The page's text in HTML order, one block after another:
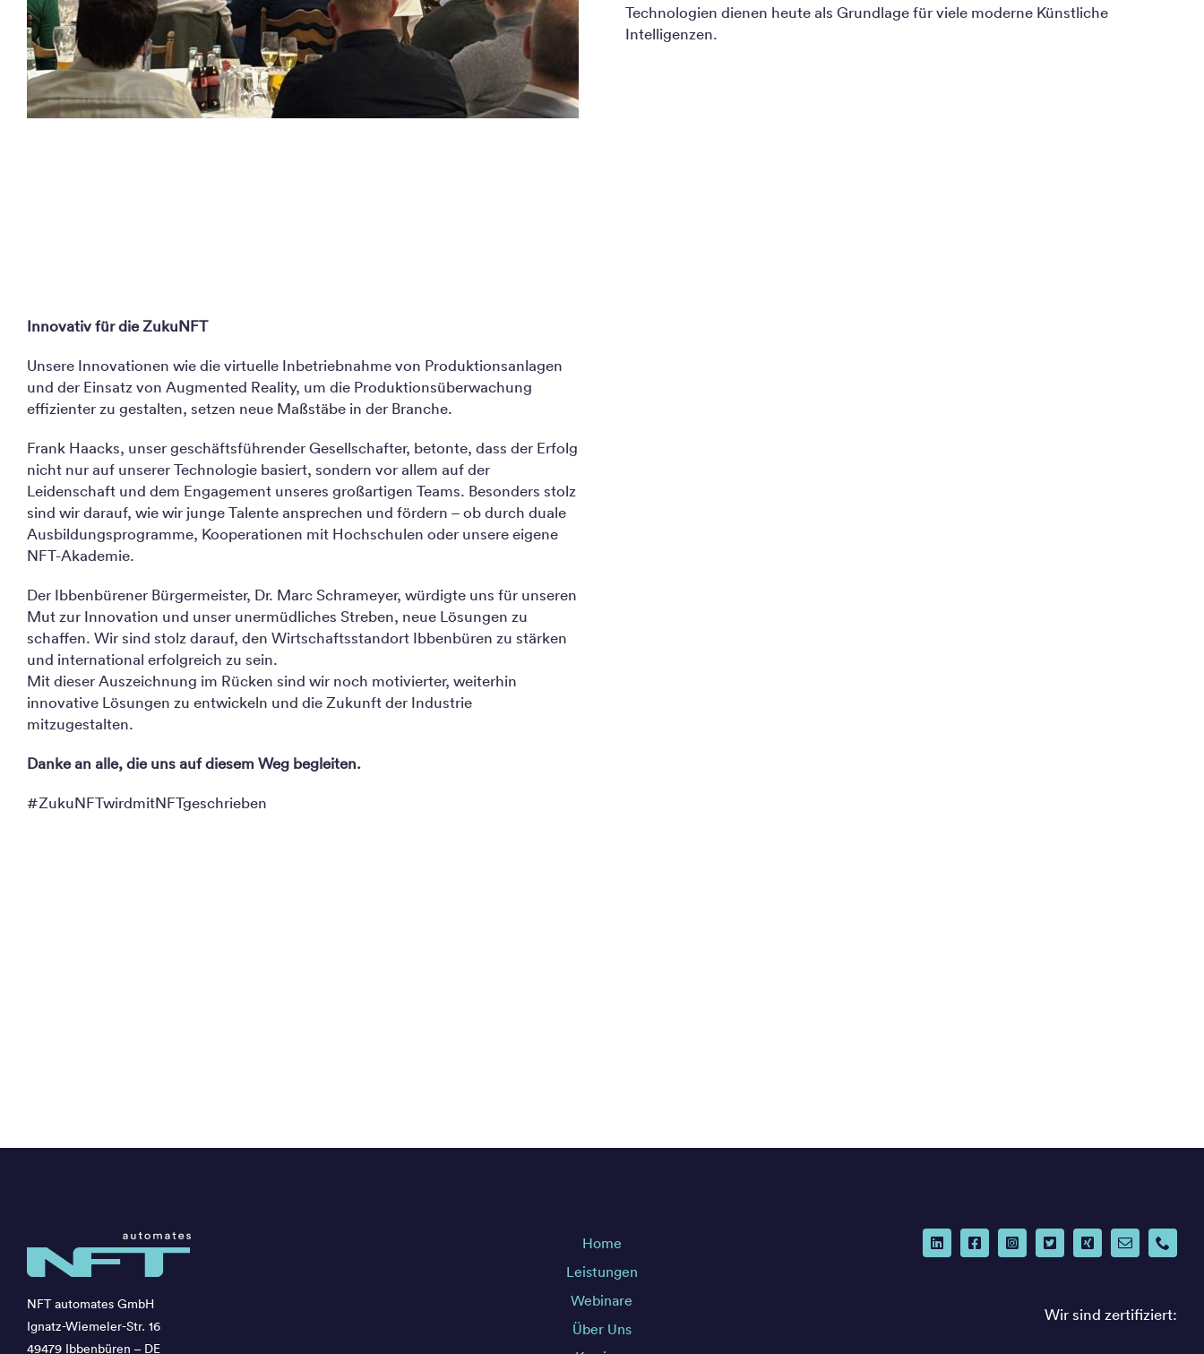
Technologien dienen heute als Grundlage für viele moderne Künstliche
Intelligenzen.
Innovativ für die ZukuNFT
Unsere Innovationen wie die virtuelle Inbetriebnahme von Produktionsanlagen
und der Einsatz von Augmented Reality, um die Produktionsüberwachung
effizienter zu gestalten, setzen neue Maßstäbe in der Branche.
Frank Haacks, unser geschäftsführender Gesellschafter, betonte, dass der Erfolg
nicht nur auf unserer Technologie basiert, sondern vor allem auf der
Leidenschaft und dem Engagement unseres großartigen Teams. Besonders stolz
sind wir darauf, wie wir junge Talente ansprechen und fördern – ob durch duale
Ausbildungsprogramme, Kooperationen mit Hochschulen oder unsere eigene
NFT-Akademie.
Der Ibbenbürener Bürgermeister, Dr. Marc Schrameyer, würdigte uns für unseren
Mut zur Innovation und unser unermüdliches Streben, neue Lösungen zu
schaffen. Wir sind stolz darauf, den Wirtschaftsstandort Ibbenbüren zu stärken
und international erfolgreich zu sein.
Mit dieser Auszeichnung im Rücken sind wir noch motivierter, weiterhin
innovative Lösungen zu entwickeln und die Zukunft der Industrie
mitzugestalten.
Danke an alle, die uns auf diesem Weg begleiten.
#ZukuNFTwirdmitNFTgeschrieben
NFT automates GmbH
Ignatz-Wiemeler-Str. 16
49479 Ibbenbüren – DE
Home
Leistungen
Webinare
Über Uns
Wir sind zertifiziert: